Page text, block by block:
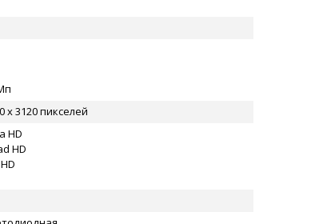
x 3120 пикселей
HD
HD